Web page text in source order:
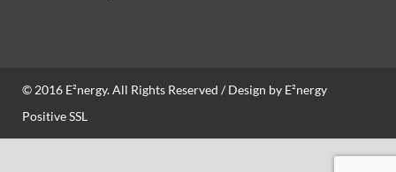
© 2016 E²nergy. All Rights Reserved / Design by E²nergy
Positive SSL